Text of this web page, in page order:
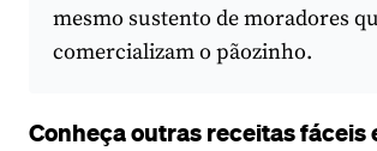
mesmo sustento de moradores
comercializam o pãozinho.
Conheça outras receitas fáceis